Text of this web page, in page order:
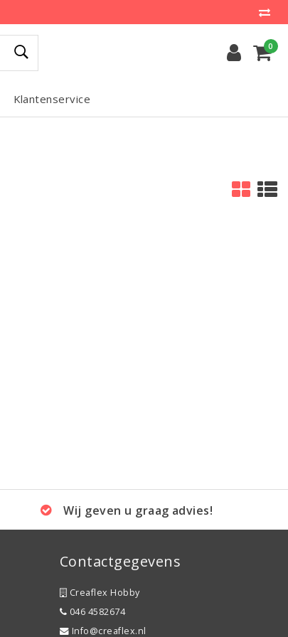
0
Klantenservice
Wij geven u graag advies!
Contactgegevens
Creaflex Hobby
046 4582674
Info@creaflex.nl